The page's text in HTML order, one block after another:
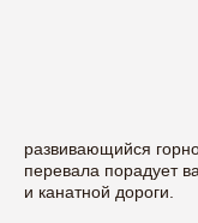
развивающийся
перевала порадует
и канатной дороги.